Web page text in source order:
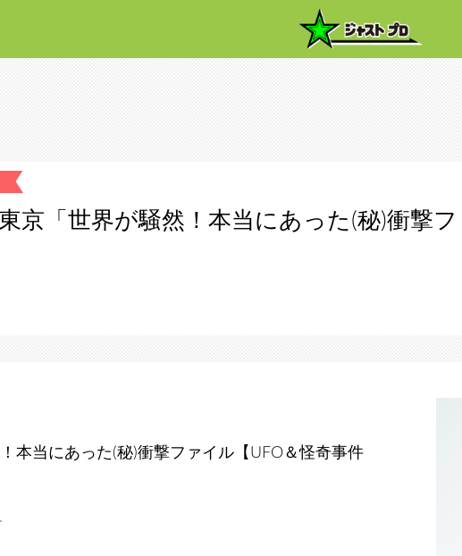
京「世界が騒然！本当にあった(秘)衝撃
本当にあった(秘)衝撃ファイル【UFO＆怪奇事件